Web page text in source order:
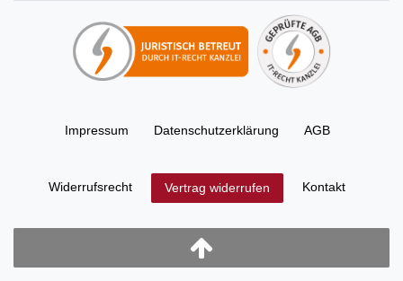
Impressum Daten­schutz­erklärung AGB
Widerrufs­recht Vertrag widerrufen Kontakt